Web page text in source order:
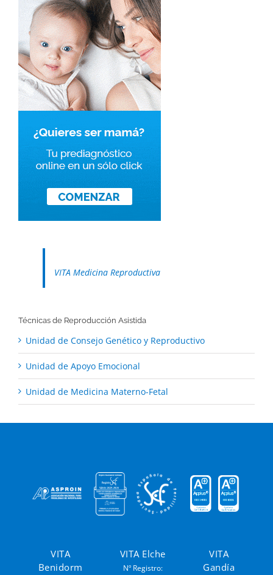
VITA Medicina Reproductiva
Técnicas de Reproducción Asistida
Unidad de Consejo Genético y Reproductivo
Unidad de Apoyo Emocional
Unidad de Medicina Materno-Fetal
VITA
Benidorm
VITA Elche
Nº Registro:
VITA
Gandía